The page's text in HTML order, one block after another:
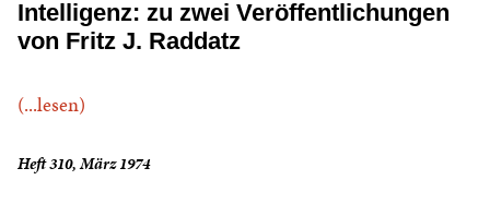
Intelligenz: zu zwei Veröffentlichungen
von Fritz J. Raddatz
(...lesen)
Heft 310, März 1974